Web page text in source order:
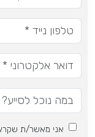
אני מאשר/ת